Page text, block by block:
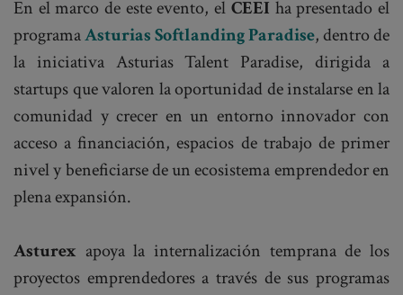
En el marco de este evento, el CEEI ha presentado el
programaAsturias Softlanding Paradise, dentro de
la iniciativa Asturias Talent Paradise, dirigida a
startups que valoren la oportunidad de instalarse en la
comunidad y crecer en un entorno innovador con
acceso a financiación, espacios de trabajo de primer
nivel y beneficiarse de un ecosistema emprendedor en
plena expansión.
Asturex apoya la internalización temprana de los
proyectos emprendedores a través de sus programas